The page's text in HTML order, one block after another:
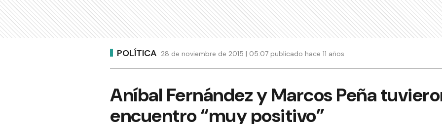
POLÍTICA 28 de noviembre de 2015 | 05:07 publicado hace 11 años
Aníbal Fernández y Marcos Peña
encuentro “muy positivo”